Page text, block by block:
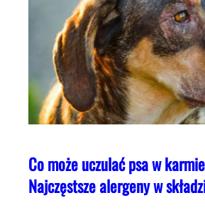
Co może uczulać psa w
Najczęstsze alergeny w